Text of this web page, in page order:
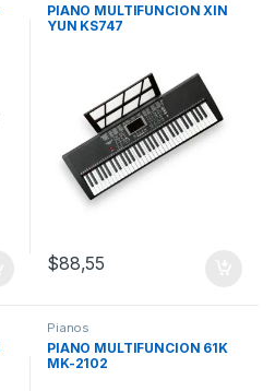
PIANO MULTIFUNCION XIN
YUN KS747
$88,55
Pianos
PIANO MULTIFUNCION 61K
MK-2102